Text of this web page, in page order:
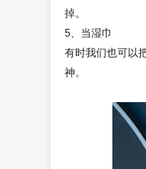
掉。
5、当湿巾
有时我们也可以
神。